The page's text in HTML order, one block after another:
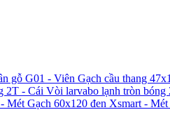
Gạch cầu thang
Vòi larvabo lạnh tròn bóng
Gạch 60x120 đen Xsmart - Mét